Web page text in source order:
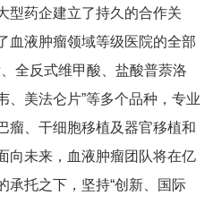
型药企建立了持久的合作关
血液肿瘤领域等级医院的全部
全反式维甲酸、盐酸普萘洛
、美法仑片”等多个品种，专业
瘤、干细胞移植及器官移植和
向未来，血液肿瘤团队将在亿
承托之下，坚持“创新、国际